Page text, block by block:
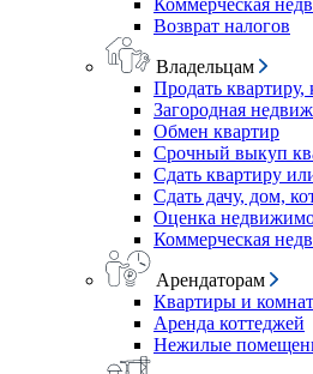
Коммерческая
Возврат налогов
Владельцам
Продать квартиру,
Загородная
Обмен квартир
Срочный выкуп
Сдать квартиру
Сдать дачу, дом,
Оценка
Коммерческая
Арендаторам
Квартиры и
Аренда коттеджей
Нежилые